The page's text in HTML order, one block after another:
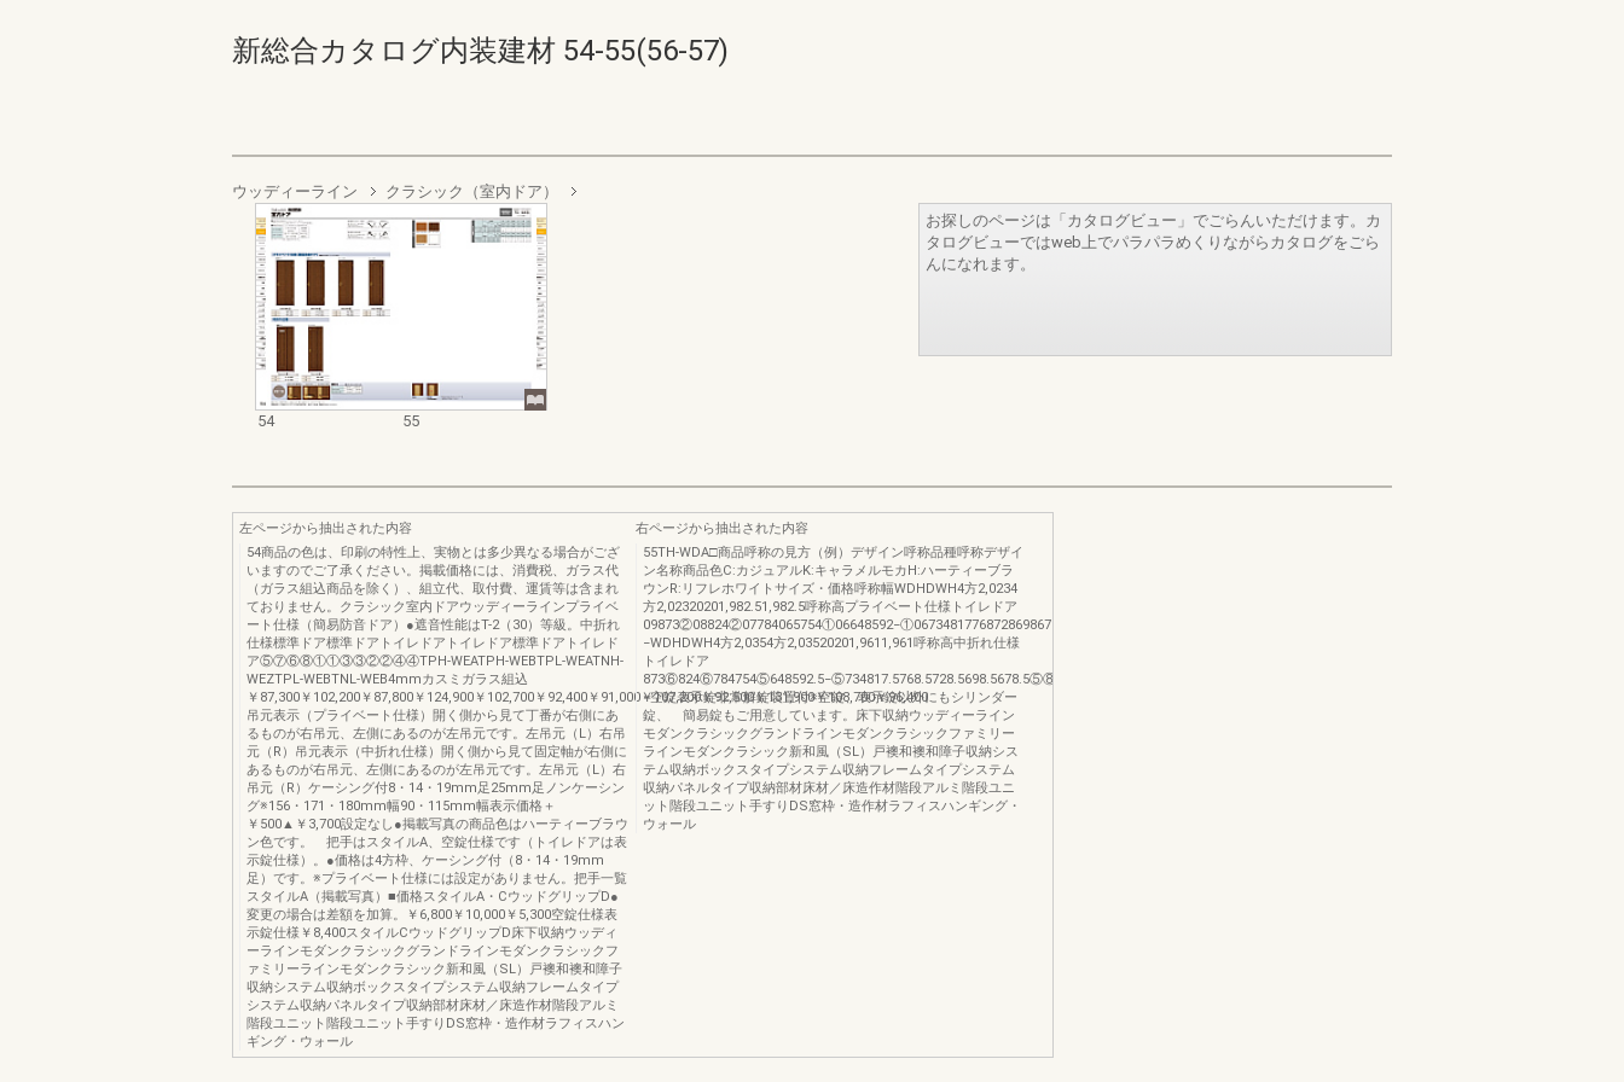
新総合カタログ内装建材 54-55(56-57)
ウッディーライン クラシック（室内ドア）
54 55
お探しのページは「カタログビュー」でごらんいただけます。カ
タログビューではweb上でパラパラめくりながらカタログをごら
んになれます。
左ページから抽出された内容
54商品の色は、印刷の特性上、実物とは多少異なる場合がござ
いますのでご了承ください。掲載価格には、消費税、ガラス代
（ガラス組込商品を除く）、組立代、取付費、運賃等は含まれ
ておりません。クラシック室内ドアウッディーラインプライベ
ート仕様（簡易防音ドア）●遮音性能はT-2（30）等級。中折れ
仕様標準ドア標準ドアトイレドアトイレドア標準ドアトイレド
ア⑤⑦⑥⑧①①③③②②④④TPH-WEATPH-WEBTPL-WEATNH-
WEZTPL-WEBTNL-WEB4mmカスミガラス組込
￥87,300￥102,200￥87,800￥124,900￥102,700￥92,400￥91,000￥107,200￥92,500￥131,900￥108,700￥96,400
吊元表示（プライベート仕様）開く側から見て丁番が右側にあ
るものが右吊元、左側にあるのが左吊元です。左吊元（L）右吊
元（R）吊元表示（中折れ仕様）開く側から見て固定軸が右側に
あるものが右吊元、左側にあるのが左吊元です。左吊元（L）右
吊元（R）ケーシング付8・14・19mm足25mm足ノンケーシン
グ※156・171・180mm幅90・115mm幅表示価格＋
￥500▲￥3,700設定なし●掲載写真の商品色はハーティーブラウ
ン色です。 把手はスタイルA、空錠仕様です（トイレドアは表
示錠仕様）。●価格は4方枠、ケーシング付（8・14・19mm
足）です。※プライベート仕様には設定がありません。把手一覧
スタイルA（掲載写真）■価格スタイルA・CウッドグリップD●
変更の場合は差額を加算。￥6,800￥10,000￥5,300空錠仕様表
示錠仕様￥8,400スタイルCウッドグリップD床下収納ウッディ
ーラインモダンクラシックグランドラインモダンクラシックフ
ァミリーラインモダンクラシック新和風（SL）戸襖和襖和障子
収納システム収納ボックスタイプシステム収納フレームタイプ
システム収納パネルタイプ収納部材床材／床造作材階段アルミ
階段ユニット階段ユニット手すりDS窓枠・造作材ラフィスハン
ギング・ウォール
右ページから抽出された内容
55TH-WDA□商品呼称の見方（例）デザイン呼称品種呼称デザイ
ン名称商品色C:カジュアルK:キャラメルモカH:ハーティーブラ
ウンR:リフレホワイトサイズ・価格呼称幅WDHDWH4方2,0234
方2,02320201,982.51,982.5呼称高プライベート仕様トイレドア
09873②08824②07784065754①06648592−①06734817768728698678①④④−③−
−WDHDWH4方2,0354方2,03520201,9611,961呼称高中折れ仕様
トイレドア
873⑥824⑥784754⑤648592.5−⑤734817.5768.5728.5698.5678.5⑤⑧⑧−⑦−
−空錠表示錠非常解錠装置付※空錠、表示錠以外にもシリンダー
錠、 簡易錠もご用意しています。床下収納ウッディーライン
モダンクラシックグランドラインモダンクラシックファミリー
ラインモダンクラシック新和風（SL）戸襖和襖和障子収納シス
テム収納ボックスタイプシステム収納フレームタイプシステム
収納パネルタイプ収納部材床材／床造作材階段アルミ階段ユニ
ット階段ユニット手すりDS窓枠・造作材ラフィスハンギング・
ウォール